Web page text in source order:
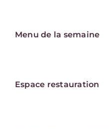
Menu de la semaine
Espace restauration